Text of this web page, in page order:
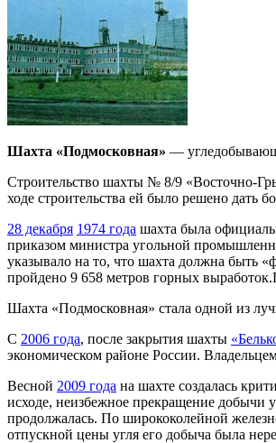
Шахта «Подмосковная» —
Строительство шахты № 8/9 «Восточно-
ходе строительства ей было решено дать
28 декабря 1974 года шахта была
приказом министра угольной
указывало на то, что шахта должна быть
пройдено 9 658 метров горных
Шахта «Подмосковная» стала одной из
С 2006 года, после закрытия шахты
экономическом районе России.
Весной 2009 года на шахте создалась
исходе, неизбежное прекращение добычи
продолжалась. По ширококолейной
отпускной цены угля его добыча была